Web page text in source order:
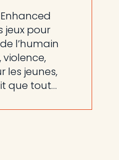
Enhanced
jeux pour
l’humain
les jeunes,
que tout…